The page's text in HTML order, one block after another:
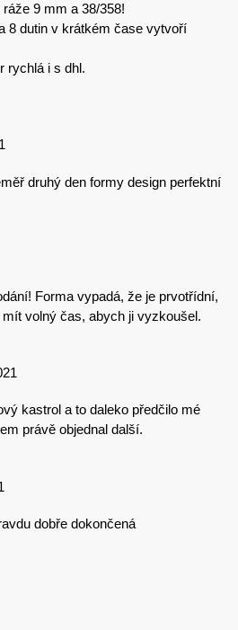
9 mm a 38/358!
8 dutin v krátkém čase vytvoří
rychlá i s dhl.
druhý den formy design perfektní
Forma vypadá, že je prvotřídní,
volný čas, abych ji vyzkoušel.
kastrol a to daleko předčilo mé
právě objednal další.
dobře dokončená